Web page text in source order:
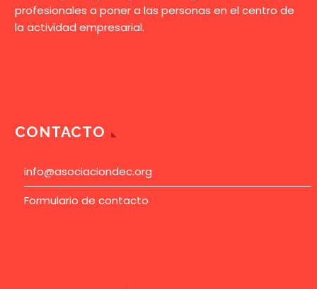
profesionales a poner a las personas en el centro de
la actividad empresarial.
CONTACTO
info@asociaciondec.org
Formulario de contacto